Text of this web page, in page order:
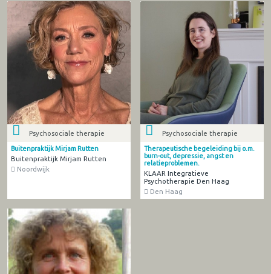
Psychosociale therapie
Buitenpraktijk Mirjam Rutten
Buitenpraktijk Mirjam Rutten
Noordwijk
Psychosociale therapie
Therapeutische begeleiding bij o.m.
burn-out, depressie, angst en
relatieproblemen.
KLAAR Integratieve
Psychotherapie Den Haag
Den Haag